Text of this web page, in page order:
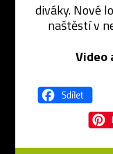
diváky. Nové
naštěstí v
Video